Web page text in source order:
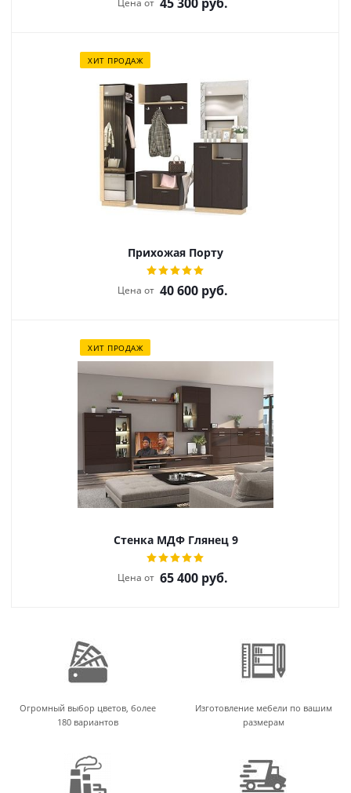
Цена от
ХИТ ПРОДАЖ
Прихожая Порту
Цена от 40 600 руб.
ХИТ ПРОДАЖ
Стенка МДФ Глянец 9
Цена от 65 400 руб.
Огромный выбор цветов, более
180 вариантов
Изготовление мебели по вашим
размерам